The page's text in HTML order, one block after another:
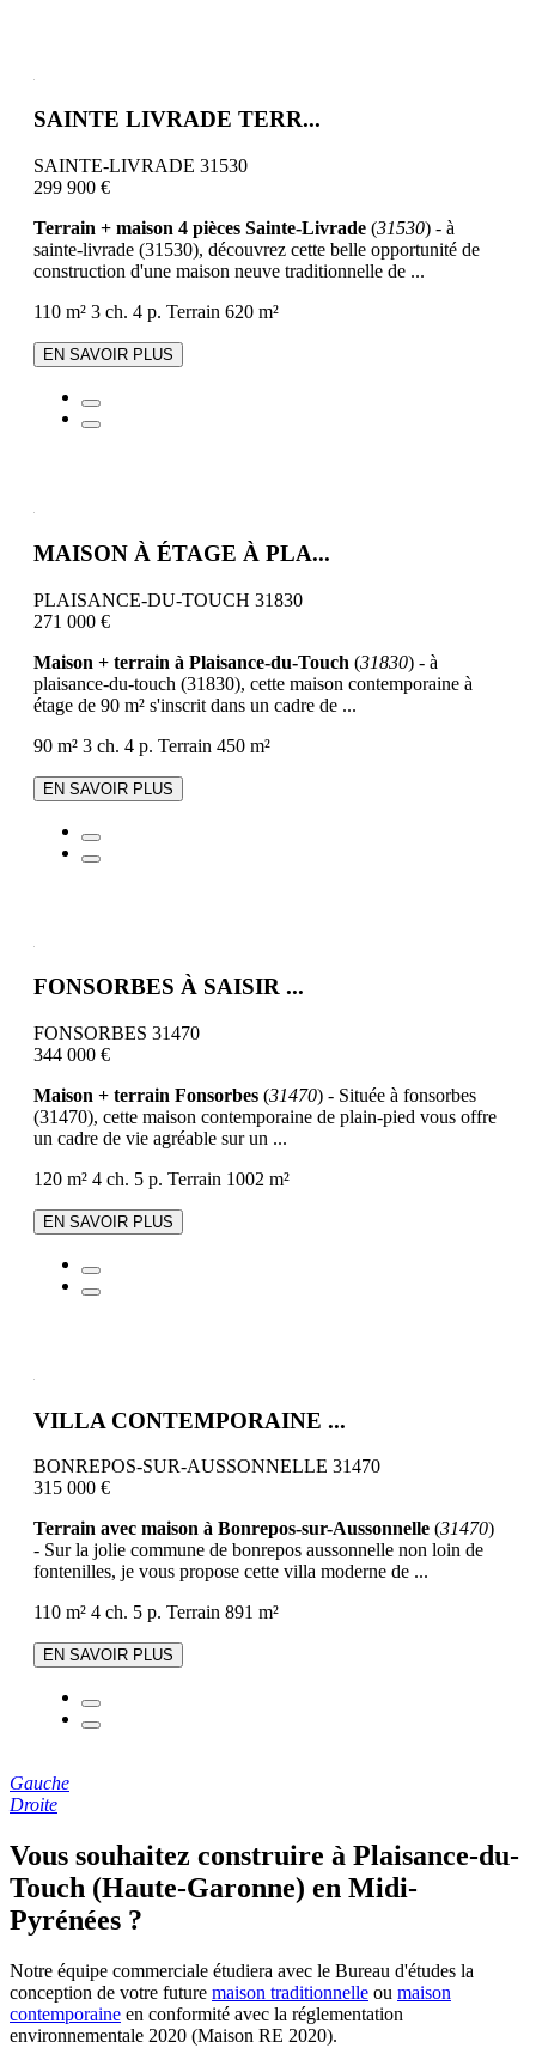
SAINTE LIVRADE TERR...
SAINTE-LIVRADE 31530
299 900 €
Terrain + maison 4 pièces Sainte-Livrade (31530) - à
sainte-livrade (31530), découvrez cette belle opportunité de
construction d'une maison neuve traditionnelle de ...
110 m² 3 ch. 4 p. Terrain 620 m²
EN SAVOIR PLUS
MAISON À ÉTAGE À PLA...
PLAISANCE-DU-TOUCH 31830
271 000 €
Maison + terrain à Plaisance-du-Touch (31830) - à
plaisance-du-touch (31830), cette maison contemporaine à
étage de 90 m² s'inscrit dans un cadre de ...
90 m² 3 ch. 4 p. Terrain 450 m²
EN SAVOIR PLUS
FONSORBES À SAISIR ...
FONSORBES 31470
344 000 €
Maison + terrain Fonsorbes (31470) - Située à fonsorbes
(31470), cette maison contemporaine de plain-pied vous offre
un cadre de vie agréable sur un ...
120 m² 4 ch. 5 p. Terrain 1002 m²
EN SAVOIR PLUS
VILLA CONTEMPORAINE ...
BONREPOS-SUR-AUSSONNELLE 31470
315 000 €
Terrain avec maison à Bonrepos-sur-Aussonnelle (31470)
- Sur la jolie commune de bonrepos aussonnelle non loin de
fontenilles, je vous propose cette villa moderne de ...
110 m² 4 ch. 5 p. Terrain 891 m²
EN SAVOIR PLUS
Gauche
Droite
Vous souhaitez construire à Plaisance-du-
Touch (Haute-Garonne) en Midi-
Pyrénées ?
Notre équipe commerciale étudiera avec le Bureau d'études la
conception de votre future maison traditionnelle ou maison
contemporaine en conformité avec la réglementation
environnementale 2020 (Maison RE 2020).